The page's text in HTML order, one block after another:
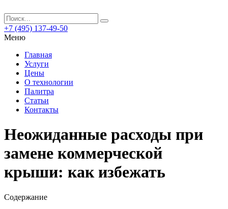
+7 (495) 137-49-50
Меню
Главная
Услуги
Цены
О технологии
Палитра
Статьи
Контакты
Неожиданные расходы при
замене коммерческой
крыши: как избежать
Содержание